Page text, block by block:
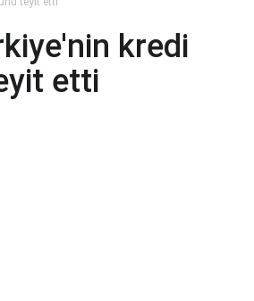
kredi
etti